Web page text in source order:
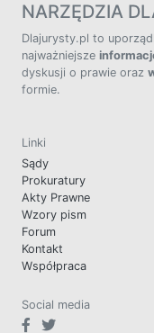
NARZĘDZIA
Dlajurysty.pl to
najważniejsze
dyskusji o prawie oraz
formie.
Linki
Sądy
Prokuratury
Akty Prawne
Wzory pism
Forum
Kontakt
Współpraca
Social media